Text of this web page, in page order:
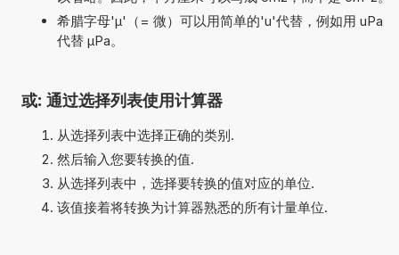
希腊字母'µ'（= 微）可以用简单的'u'代替，例如用 uPa
代替 µPa。
或: 通过选择列表使用计算器
从选择列表中选择正确的类别.
然后输入您要转换的值.
从选择列表中，选择要转换的值对应的单位.
该值接着将转换为计算器熟悉的所有计量单位.